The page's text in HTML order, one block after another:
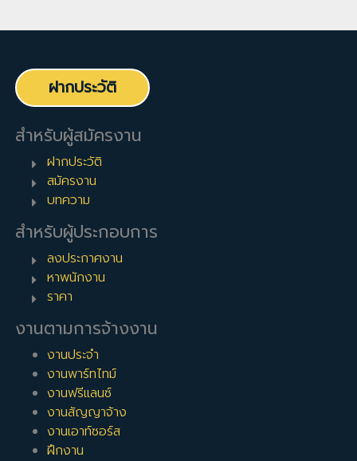
ฝากประวัติ
สำหรับผู้สมัครงาน
ฝากประวัติ
สมัครงาน
บทความ
สำหรับผู้ประกอบการ
ลงประกาศงาน
หาพนักงาน
ราคา
งานตามการจ้างงาน
งานประจำ
งานพาร์ทไทม์
งานฟรีแลนซ์
งานสัญญาจ้าง
งานเอาท์ซอร์ส
ฝึกงาน